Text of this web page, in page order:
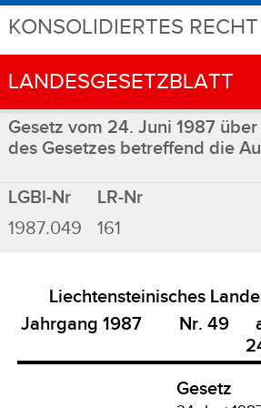
KONSOLIDIERTES RECHT
LANDESGESETZBLATT
Gesetz vom 24. Juni 1987
des Gesetzes betreffend die
LGBl-Nr
LR-Nr
1987.049
161